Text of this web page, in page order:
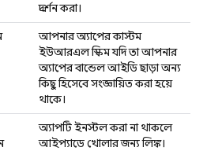
প্রদর্শন করা।
আপনার অ্যাপের কাস্টম
ইউআরএল স্কিম, যদি তা আপনার
অ্যাপের বান্ডেল আইডি ছাড়া অন্য
কিছু হিসেবে সংজ্ঞায়িত করা হয়ে
থাকে।
অ্যাপটি ইনস্টল করা না থাকলে
আইপ্যাডে খোলার জন্য লিঙ্ক।